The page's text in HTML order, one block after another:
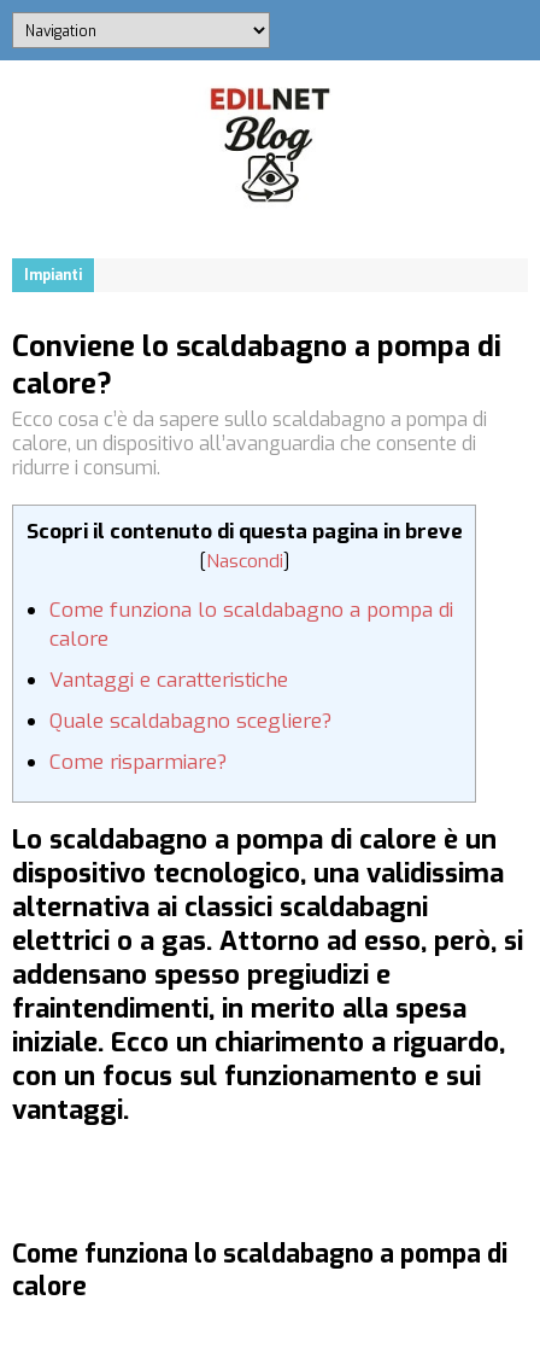
Impianti
Conviene lo scaldabagno a pompa di
calore?
Ecco cosa c’è da sapere sullo scaldabagno a pompa di
calore, un dispositivo all’avanguardia che consente di
ridurre i consumi.
Scopri il contenuto di questa pagina in breve
[Nascondi]
Come funziona lo scaldabagno a pompa di
calore
Vantaggi e caratteristiche
Quale scaldabagno scegliere?
Come risparmiare?
Lo scaldabagno a pompa di calore è un
dispositivo tecnologico, una validissima
alternativa ai classici scaldabagni
elettrici o a gas. Attorno ad esso, però, si
addensano spesso pregiudizi e
fraintendimenti, in merito alla spesa
iniziale. Ecco un chiarimento a riguardo,
con un focus sul funzionamento e sui
vantaggi.
Come funziona lo scaldabagno a pompa di
calore